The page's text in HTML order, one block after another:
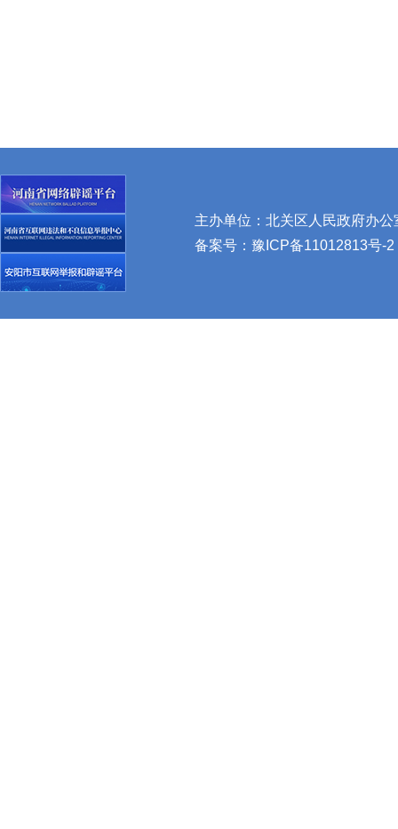
主办单位：北关区人民政府办
备案号： 豫ICP备11012813号-2